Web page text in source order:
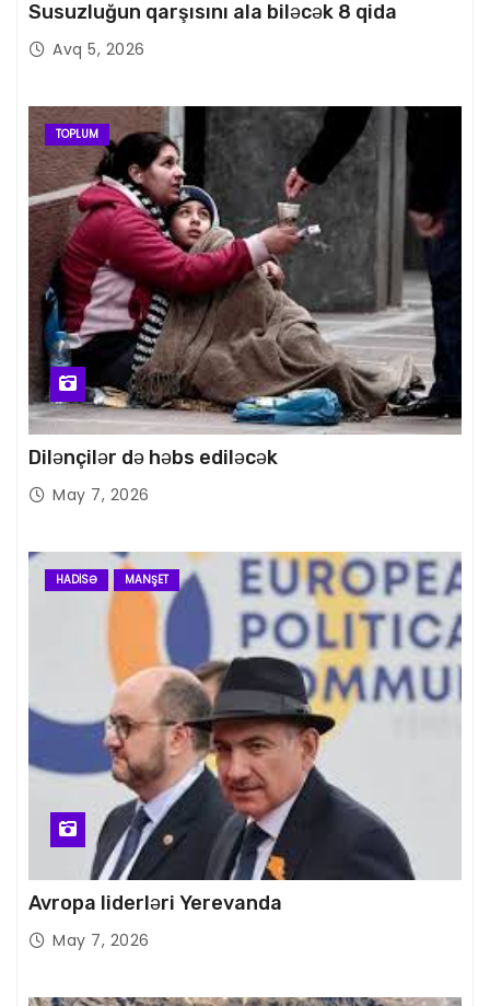
Susuzluğun qarşısını ala biləcək 8 qida
Avq 5, 2026
TOPLUM
Dilənçilər də həbs ediləcək
May 7, 2026
HADISƏ MANŞET
Avropa liderləri Yerevanda
May 7, 2026